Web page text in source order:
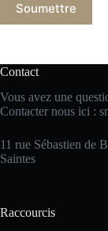
Soumettre
Contact
Vous avez une
Contacter nous ici :
11 rue Sébastien de
Saintes
Raccourcis